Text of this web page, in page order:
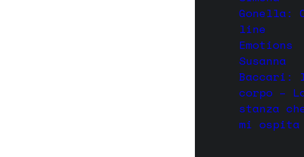
Gonella:
line
Emotions
Susanna
Baccari:
corpo –
stanza
mi ospita